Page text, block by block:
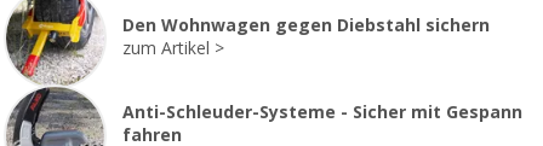
Den Wohnwagen gegen Diebstahl sichern
zum Artikel
Anti-Schleuder-Systeme - Sicher mit Gespann
fahren